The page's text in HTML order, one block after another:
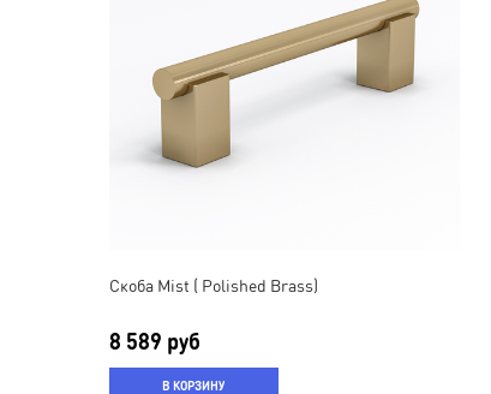
Скоба Mist ( Polished Brass)
8 589 руб
В КОРЗИНУ